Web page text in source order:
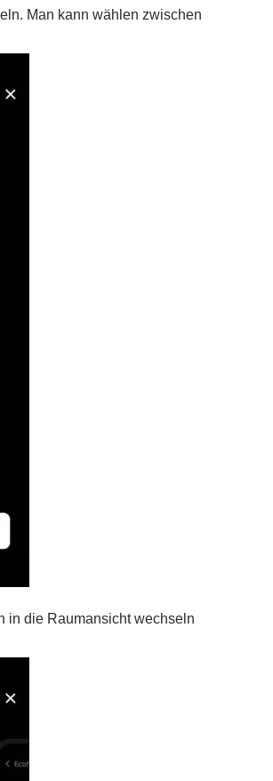
Man kann wählen zwischen
in die Raumansicht wechseln